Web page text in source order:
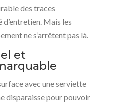
des traces
Mais les
ne s’arrêtent pas là.
et
avec une serviette
disparaisse pour pouvoir